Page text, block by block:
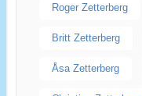
Roger Zetterberg
Britt Zetterberg
Åsa Zetterberg